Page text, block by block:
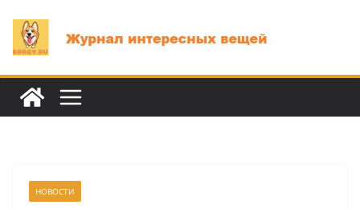
содержимому
НОВОСТИ